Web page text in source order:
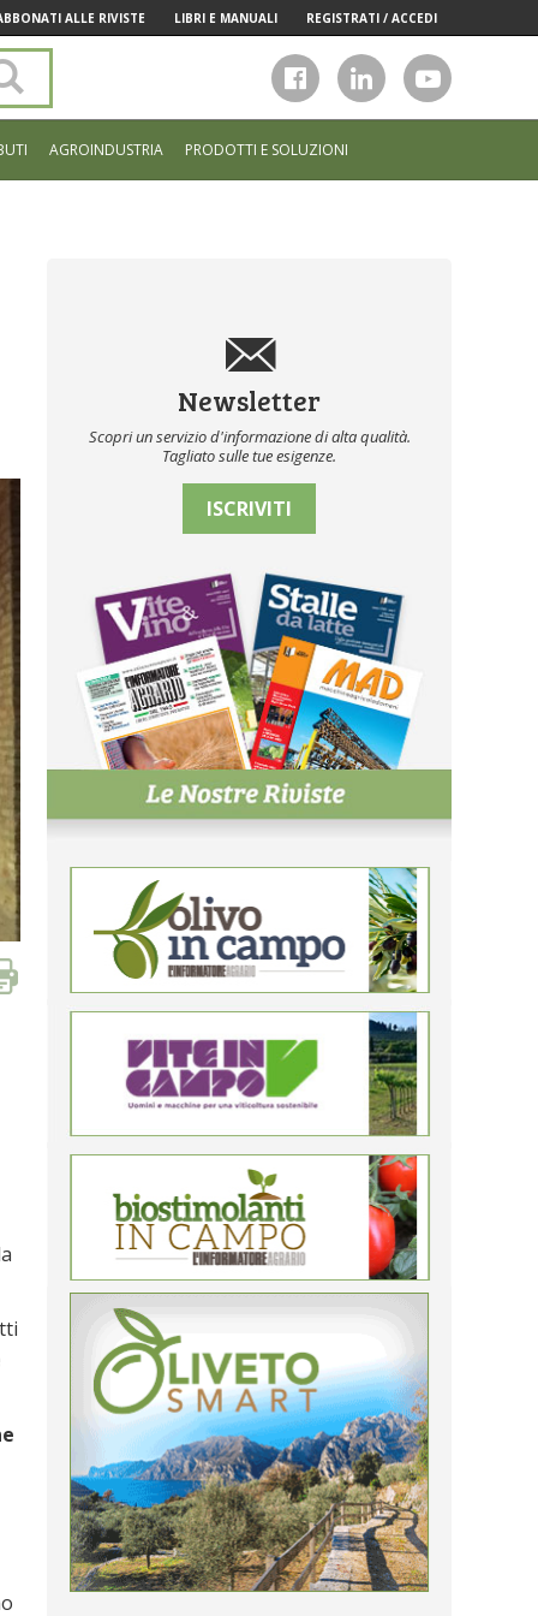
ALLE RIVISTE LIBRI E MANUALI REGISTRATI / ACCEDI
sito
AGROINDUSTRIA PRODOTTI E SOLUZIONI
Newsletter
Scopri un servizio d'informazione di alta qualità.
Tagliato sulle tue esigenze.
ISCRIVITI